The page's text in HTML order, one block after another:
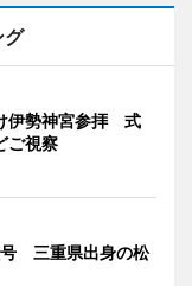
グ
伊勢神宮参拝 式
ご視察
号 三重県出身の松